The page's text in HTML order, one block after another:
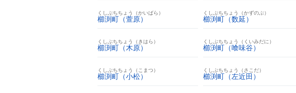
くしぶちちょう（かいばら）
櫛渕町（萱原）
くしぶちちょう（かずのぶ）
櫛渕町（数延）
くしぶちちょう（きはら）
櫛渕町（木原）
くしぶちちょう（くいみだに）
櫛渕町（喰味谷）
くしぶちちょう（こまつ）
櫛渕町（小松）
くしぶちちょう（さこだ）
櫛渕町（左近田）